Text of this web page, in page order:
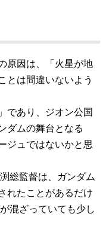
原因は、「火星が地
とは間違いないよう
であり、ジオン公国
ダムの舞台となる
ジュではないかと思
総監督は、ガンダム
れたことがあるだけ
混ざっていても少し